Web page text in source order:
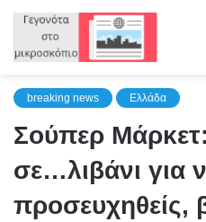
breaking news Ελλάδα
Σούπερ
σε…λιβάνι για
προσευχηθείς,